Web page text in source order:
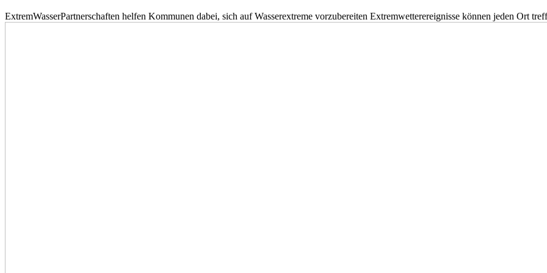
ExtremWasserPartnerschaften helfen Kommunen dabei, sich auf Wasserextreme vorzubereiten Extremwetterereignisse können jeden Ort